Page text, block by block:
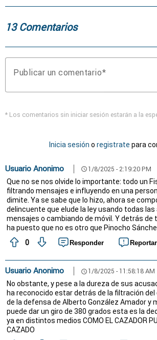
13 Comentarios
Publicar un comentario
* Los comentarios sin iniciar sesión estarán a la
Inicia sesión o registrate para
Usuario Anonimo schedule 1/8/2025 - 2:19:20 PM
Que no se nos olvide lo importante: todo un
filtrando mensajes e influyendo en una
dimite. Ya se sabe que lo hizo, ahora se
delincuente que elude la ley usando todas
mensajes o cambiando de móvil. Y detrás de
ha puesto que no es otro que Pinocho
0
Responder Reportar
Usuario Anonimo schedule 1/8/2025 - 11:58:18 AM
No obstante, y pese a la dureza de sus
ha reconocido estar detrás de la filtración
de la defensa de Alberto González Amador y
puede dar un giro de 380 grados esta es la
ya en distintos medios COMO EL CAZADOR
CAZADO